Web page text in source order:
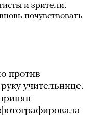
и зрители,
почувствовать
против
учительнице.